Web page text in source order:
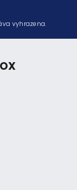
vyhrazena.